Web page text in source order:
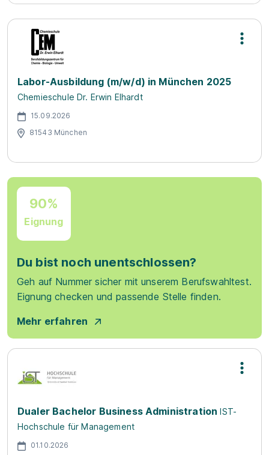
Labor-Ausbildung (m/w/d) in München 2025
Chemieschule Dr. Erwin Elhardt
15.09.2026
81543 München
90%
Eignung
Du bist noch unentschlossen?
Geh auf Nummer sicher mit unserem Berufswahltest.
Eignung checken und passende Stelle finden.
Mehr erfahren
Dualer Bachelor Business Administration IST-
Hochschule für Management
01.10.2026